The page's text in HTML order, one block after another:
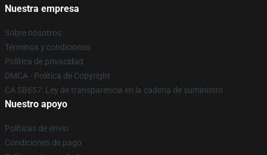
Nuestra empresa
Sobre nosotros
Términos y condiciones
Política de privacidad
DMCA - Política de Copyright
CA SB657: Ley de transparencia en la cadena de suministro
Nuestro apoyo
Políticas de envío
Condiciones de pago